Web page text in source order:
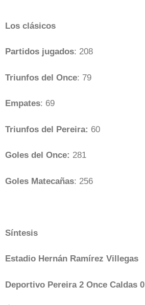
Los clásicos
Partidos jugados: 208
Triunfos del Once: 79
Empates: 69
Triunfos del Pereira: 60
Goles del Once: 281
Goles Matecañas: 256
Síntesis
Estadio Hernán Ramírez Villegas
Deportivo Pereira 2 Once Caldas 0